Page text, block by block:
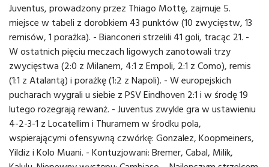
Juventus, prowadzony przez Thiago Mottę, zajmuje 5.
miejsce w tabeli z dorobkiem 43 punktów (10 zwycięstw, 13
remisów, 1 porażka). - Bianconeri strzelili 41 goli, tracąc 21. -
W ostatnich pięciu meczach ligowych zanotowali trzy
zwycięstwa (2:0 z Milanem, 4:1 z Empoli, 2:1 z Como), remis
(1:1 z Atalantą) i porażkę (1:2 z Napoli). - W europejskich
pucharach wygrali u siebie z PSV Eindhoven 2:1 i w środę 19
lutego rozegrają rewanż. - Juventus zwykle gra w ustawieniu
4-2-3-1 z Locatellim i Thuramem w środku pola,
wspierającymi ofensywną czwórkę: Gonzalez, Koopmeiners,
Yildiz i Kolo Muani. - Kontuzjowani: Bremer, Cabal, Milik,